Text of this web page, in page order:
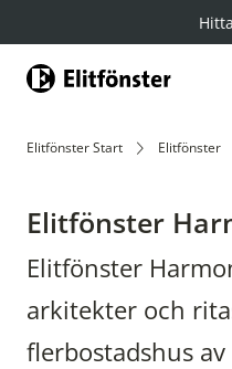
Hem
Elitfönster Start Elitfönster
Elitfönster
Elitfönster
arkitekter och
flerbostadshus